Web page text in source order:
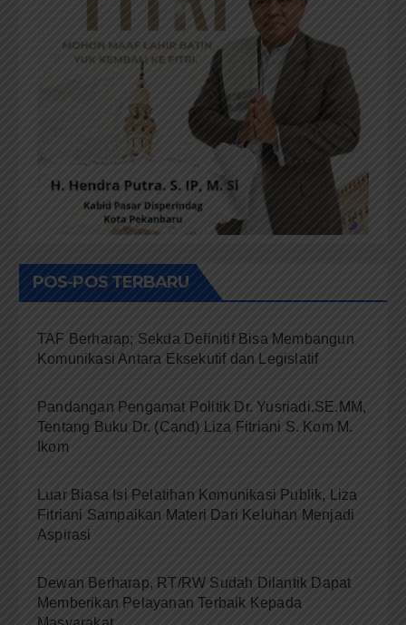
POS-POS TERBARU
TAF Berharap; Sekda Definitif Bisa Membangun
Komunikasi Antara Eksekutif dan Legislatif
Pandangan Pengamat Politik Dr. Yusriadi.SE.MM,
Tentang Buku Dr. (Cand) Liza Fitriani S. Kom M.
Ikom
Luar Biasa Isi Pelatihan Komunikasi Publik, Liza
Fitriani Sampaikan Materi Dari Keluhan Menjadi
Aspirasi
Dewan Berharap, RT/RW Sudah Dilantik Dapat
Memberikan Pelayanan Terbaik Kepada